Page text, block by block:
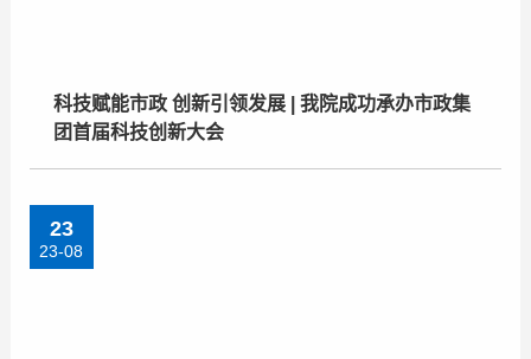
科技赋能市政 创新引领发展 | 我院成功承办市政集
团首届科技创新大会
23
23-08